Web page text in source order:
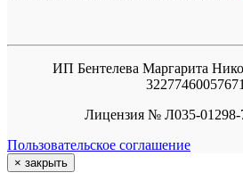
ИП Бентелева Маргарита
Лицензия № Л035-01298-
Пользовательское соглашение
× закрыть